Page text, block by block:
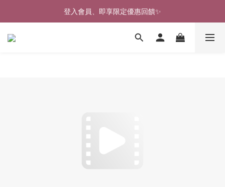
🎉新北淡水實體門市🤗歡迎蒞臨試穿🎉
登入會員、即享限定優惠回饋✨
🎉新北淡水實體門市🤗歡迎蒞臨試穿🎉